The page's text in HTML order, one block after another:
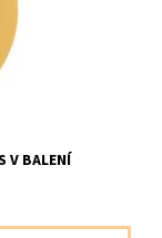
V BALENÍ